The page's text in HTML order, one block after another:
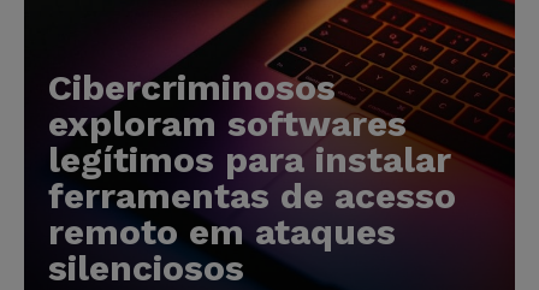
Cibercriminosos
exploram softwares
legítimos para instalar
ferramentas de acesso
remoto em ataques
silenciosos